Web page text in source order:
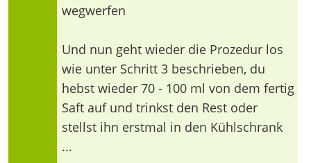
wegwerfen
Und nun geht wieder die Prozedur los
wie unter Schritt 3 beschrieben, du
hebst wieder 70 - 100 ml von dem fertig
Saft auf und trinkst den Rest oder
stellst ihn erstmal in den Kühlschrank
...